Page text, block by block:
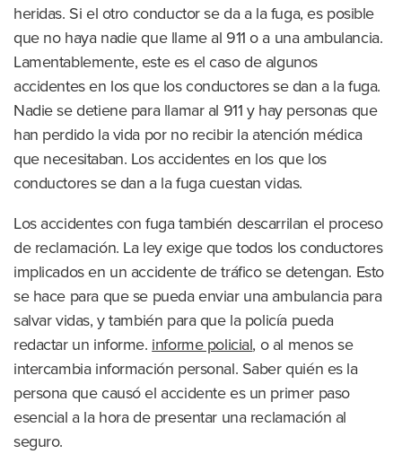
heridas. Si el otro conductor se da a la fuga, es posible
que no haya nadie que llame al 911 o a una ambulancia.
Lamentablemente, este es el caso de algunos
accidentes en los que los conductores se dan a la fuga.
Nadie se detiene para llamar al 911 y hay personas que
han perdido la vida por no recibir la atención médica
que necesitaban. Los accidentes en los que los
conductores se dan a la fuga cuestan vidas.
Los accidentes con fuga también descarrilan el proceso
de reclamación. La ley exige que todos los conductores
implicados en un accidente de tráfico se detengan. Esto
se hace para que se pueda enviar una ambulancia para
salvar vidas, y también para que la policía pueda
redactar un informe. informe policial, o al menos se
intercambia información personal. Saber quién es la
persona que causó el accidente es un primer paso
esencial a la hora de presentar una reclamación al
seguro.